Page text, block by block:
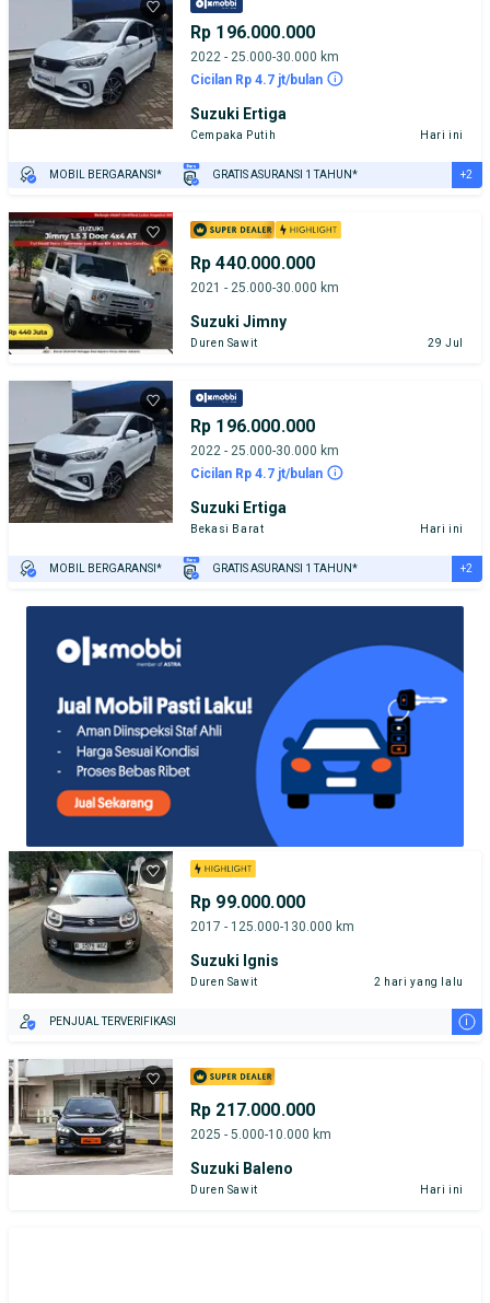
Rp 196.000.000
2022 - 25.000-30.000 km
Cicilan Rp 4.7 jt/bulan
Suzuki Ertiga
Cempaka Putih Hari ini
MOBIL BERGARANSI* GRATIS ASURANSI 1 TAHUN* +2
Rp 440.000.000
2021 - 25.000-30.000 km
Suzuki Jimny
Duren Sawit 29 Jul
Rp 196.000.000
2022 - 25.000-30.000 km
Cicilan Rp 4.7 jt/bulan
Suzuki Ertiga
Bekasi Barat Hari ini
MOBIL BERGARANSI* GRATIS ASURANSI 1 TAHUN* +2
Rp 99.000.000
2017 - 125.000-130.000 km
Suzuki Ignis
Duren Sawit 2 hari yang lalu
PENJUAL TERVERIFIKASI i
Rp 217.000.000
2025 - 5.000-10.000 km
Suzuki Baleno
Duren Sawit Hari ini